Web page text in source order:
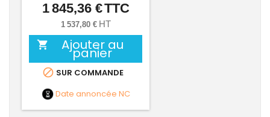
Prix
1 845,36 €TTC
1 537,80 € HT
 Ajouter au
panier
 SUR COMMANDE
Date annoncée NC